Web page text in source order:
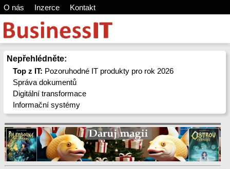
O nás Inzerce Kontakt
Nepřehlédněte:
Top z IT: Pozoruhodné IT produkty pro rok 2026
Správa dokumentů
Digitální transformace
Informační systémy